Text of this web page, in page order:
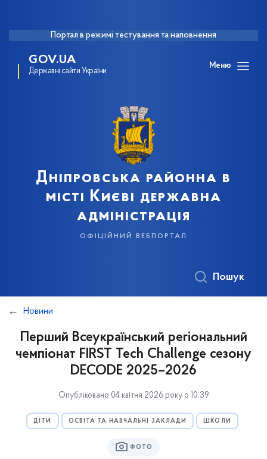
Портал в режимі тестування та наповнення
GOV.UA
Державні сайти України
Меню
Дніпровська районна в
місті Києві державна
адміністрація
офіційний вебпортал
Пошук
Новини
Перший Всеукраїнський регіональний
чемпіонат FIRST Tech Challenge сезону
DECODE 2025–2026
Опубліковано 04 квітня 2026 року о 10:39
ДІТИ ОСВІТА ТА НАВЧАЛЬНІ ЗАКЛАДИ ШКОЛИ
ФОТО